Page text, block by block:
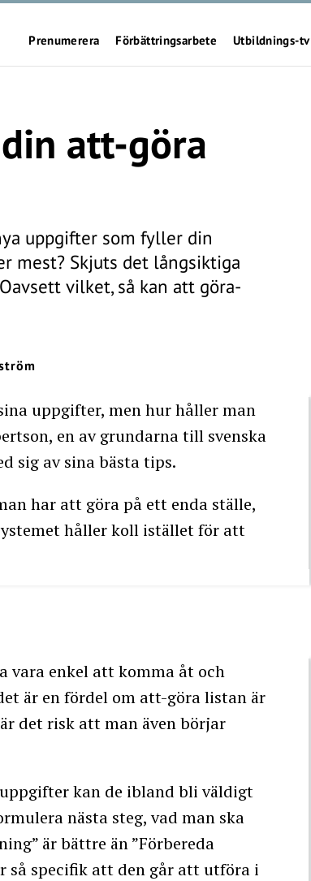
Prenumerera Förbättringsarbete Utbildnings-tv
att-göra
uppgifter som fyller din
mest? Skjuts det långsiktiga
vilket, så kan att göra-
uppgifter, men hur håller man
en av grundarna till svenska
sig av sina bästa tips.
har att göra på ett enda ställe,
håller koll istället för att
vara enkel att komma åt och
är en fördel om att-göra listan är
det risk att man även börjar
kan de ibland bli väldigt
nästa steg, vad man ska
är bättre än ”Förbereda
så specifik att den går att utföra i